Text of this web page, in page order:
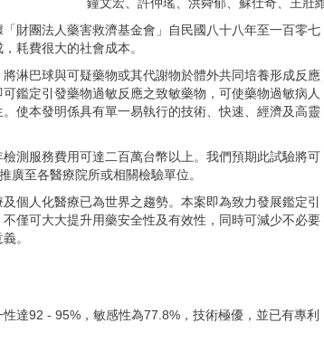
耗費很大的社會成本。
淋巴球與可疑藥物或其代謝物於體外共同培養形成反應
鑑定引發藥物過敏反應之致敏藥物，可使藥物過敏病人
使本發明係具有單一易執行的技術、快速、經濟及高靈
測服務費用可達二百萬台幣以上。我們預期此試驗將可
廣至各醫療院所或相關檢驗單位。
個人化醫療已為世界之趨勢。本案即為致力發展鑑定引
僅可大大提升用藥安全性及有效性，同時可減少不必要
義。
達92 - 95%，敏感性為77.8%，技術極優，並已有專利